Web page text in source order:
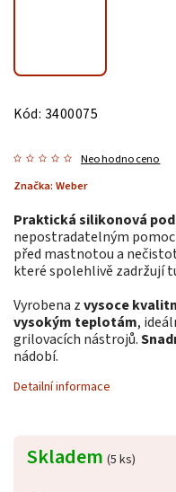
Kód: 3400075
Neohodnoceno
Značka: Weber
Skladem (5 ks)
Praktická silikonová
nepostradatelným
před mastnotou a
které spolehlivě zadržují
Vyrobena zvysoce
vysokým teplotám,
grilovacích nástrojů.
nádobí.
Detailní informace